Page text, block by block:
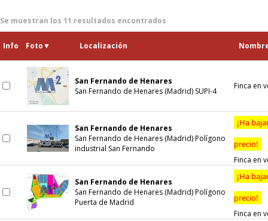
Se muestran los 11 resultados encontrados
Info Foto▼ Localización
San Fernando de Henares
San Fernando de Henares (Madrid) SUPI-4
Finca en
San Fernando de Henares
San Fernando de Henares (Madrid) Polígono
industrial San Fernando
¡Ha
precio!
Finca en
San Fernando de Henares
San Fernando de Henares (Madrid) Polígono
Puerta de Madrid
¡Ha
precio!
Finca en